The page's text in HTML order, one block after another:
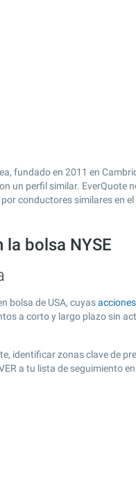
fundado en 2011 en
un perfil similar.
conductores similares en
la bolsa NYSE
bolsa de USA, cuyas
a corto y largo plazo sin
identificar zonas clave de
a tu lista de seguimiento